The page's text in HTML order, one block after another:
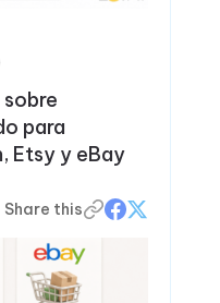
sobre
para
Etsy y eBay
Share this